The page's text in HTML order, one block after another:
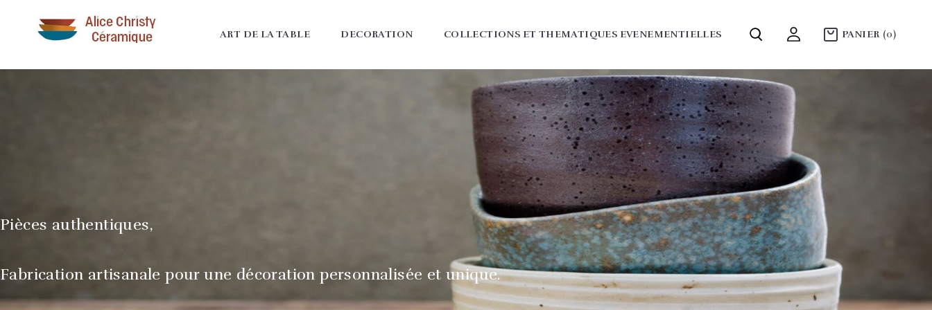
ART DE LA TABLE DECORATION COLLECTIONS ET THEMATIQUES EVENEMENTIELLES PANIER (0)
Pièces authentiques,
Fabrication artisanale pour une décoration personnalisée et unique.